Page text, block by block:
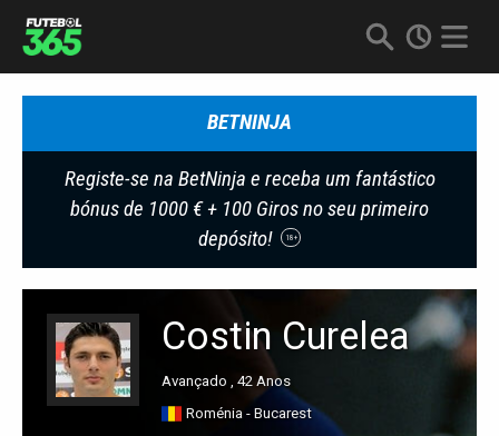
BETNINJA
Registe-se na BetNinja e receba um fantástico
bónus de 1000 € + 100 Giros no seu primeiro
depósito!
18+
Costin Curelea
Avançado , 42 Anos
Roménia - Bucarest